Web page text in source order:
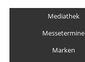
Mediathek
Messetermine
Marken